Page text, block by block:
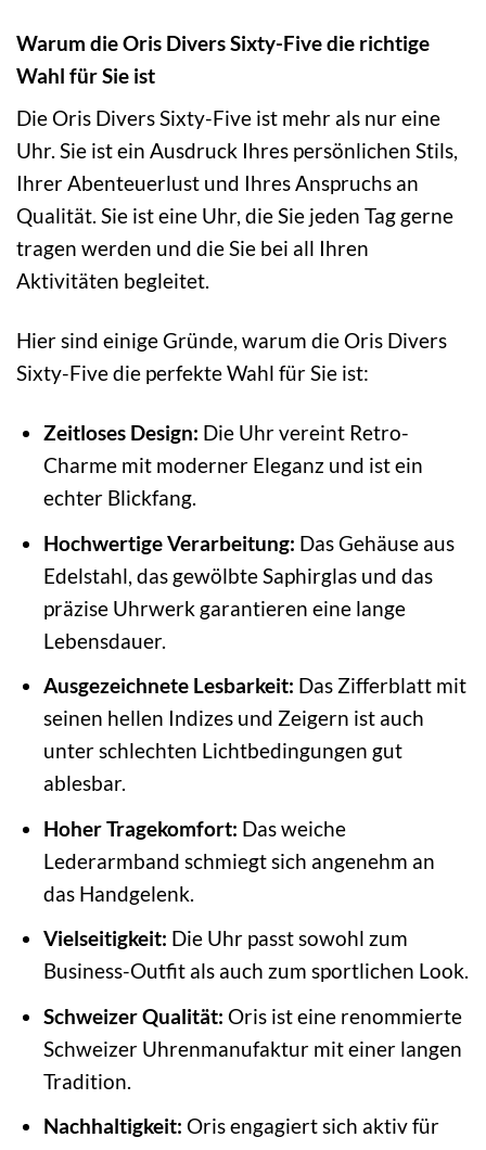
Warum die Oris Divers Sixty-Five die richtige
Wahl für Sie ist
Die Oris Divers Sixty-Five ist mehr als nur eine
Uhr. Sie ist ein Ausdruck Ihres persönlichen Stils,
Ihrer Abenteuerlust und Ihres Anspruchs an
Qualität. Sie ist eine Uhr, die Sie jeden Tag gerne
tragen werden und die Sie bei all Ihren
Aktivitäten begleitet.
Hier sind einige Gründe, warum die Oris Divers
Sixty-Five die perfekte Wahl für Sie ist:
Zeitloses Design: Die Uhr vereint Retro-
Charme mit moderner Eleganz und ist ein
echter Blickfang.
Hochwertige Verarbeitung: Das Gehäuse aus
Edelstahl, das gewölbte Saphirglas und das
präzise Uhrwerk garantieren eine lange
Lebensdauer.
Ausgezeichnete Lesbarkeit: Das Zifferblatt mit
seinen hellen Indizes und Zeigern ist auch
unter schlechten Lichtbedingungen gut
ablesbar.
Hoher Tragekomfort: Das weiche
Lederarmband schmiegt sich angenehm an
das Handgelenk.
Vielseitigkeit: Die Uhr passt sowohl zum
Business-Outfit als auch zum sportlichen Look.
Schweizer Qualität: Oris ist eine renommierte
Schweizer Uhrenmanufaktur mit einer langen
Tradition.
Nachhaltigkeit: Oris engagiert sich aktiv für